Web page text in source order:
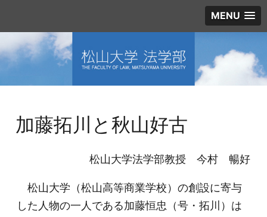
MENU
加藤拓川と秋山好古
松山大学法学部教授 今村 暢好
松山大学（松山高等商業学校）の創設に寄与
した人物の一人である加藤恒忠（号・拓川）は